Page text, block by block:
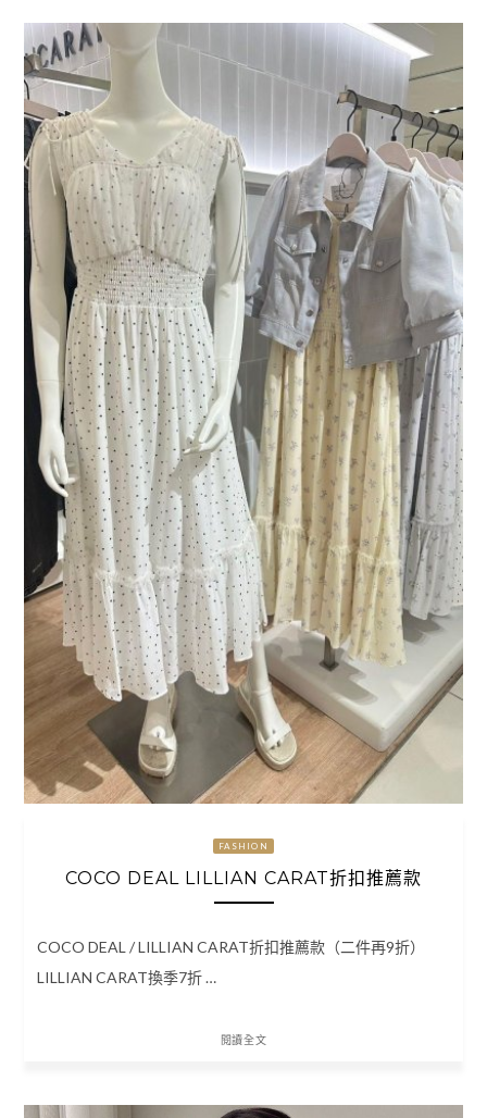
FASHION
COCO DEAL LILLIAN CARAT折扣推薦款
COCO DEAL / LILLIAN CARAT折扣推薦款（二件再9折）
LILLIAN CARAT換季7折 …
閱讀全文